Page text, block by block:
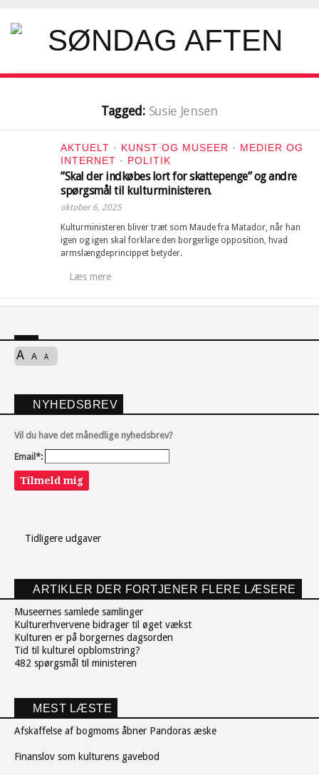
Tagged: Susie Jensen
AKTUELT · KUNST OG MUSEER · MEDIER OG
INTERNET · POLITIK
”Skal der indkøbes lort for skattepenge” og andre
spørgsmål til kulturministeren.
oktober 6, 2025
Kulturministeren bliver træt som Maude fra Matador, når han
igen og igen skal forklare den borgerlige opposition, hvad
armslængdeprincippet betyder.
Læs mere
A A A
NYHEDSBREV
Vil du have det månedlige nyhedsbrev?
Email*:
Tilmeld mig
Tidligere udgaver
ARTIKLER DER FORTJENER FLERE LÆSERE
Museernes samlede samlinger
Kulturerhvervene bidrager til øget vækst
Kulturen er på borgernes dagsorden
Tid til kulturel opblomstring?
482 spørgsmål til ministeren
MEST LÆSTE
Afskaffelse af bogmoms åbner Pandoras æske
Finanslov som kulturens gavebod